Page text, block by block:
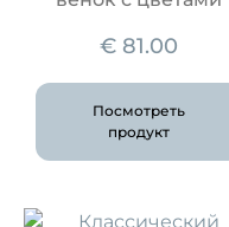
€ 81.00
Посмотреть
продукт